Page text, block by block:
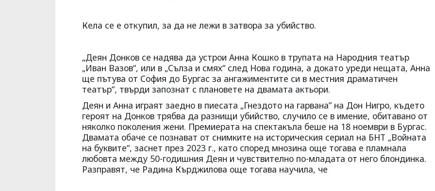
Кела се е откупил, за да не лежи в затвора за убийство.
„Деян Донков се надява да устрои Анна Кошко в трупата на Народния театър
„Иван Вазов“, или в „Сълза и смях“ след Нова година, а докато уреди нещата, Анна
ще пътува от София до Бургас за ангажиментите си в местния драматичен
театър“, твърди запознат с плановете на двамата актьори.
Деян и Анна играят заедно в пиесата „Гнездото на гарвана” на Дон Нигро, където
героят на Донков трябва да разнищи убийство, случило се в имение, обитавано от
няколко поколения жени. Премиерата на спектакъла беше на 18 ноември в Бургас.
Двамата обаче се познават от снимките на историческия сериал на БНТ „Войната
на буквите“, заснет през 2023 г., като според мнозина още тогава е пламнала
любовта между 50-годишния Деян и чувствително по-младата от него блондинка.
Разправят, че Радина Кърджилова още тогава научила, че